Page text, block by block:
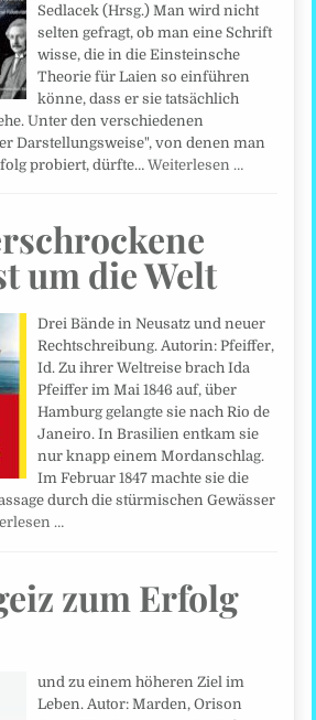
Sedlacek (Hrsg.) Man wird nicht
selten gefragt, ob man eine Schrift
wisse, die in die Einsteinsche
Theorie für Laien so einführen
könne, dass er sie tatsächlich
Unter den verschiedenen
Darstellungsweise", von denen man
probiert, dürfte…Weiterlesen …
um die Welt
Drei Bände in Neusatz und neuer
Rechtschreibung. Autorin: Pfeiffer,
Id. Zu ihrer Weltreise brach Ida
Pfeiffer im Mai 1846 auf, über
Hamburg gelangte sie nach Rio de
Janeiro. In Brasilien entkam sie
nur knapp einem Mordanschlag.
Im Februar 1847 machte sie die
durch die stürmischen Gewässer
…
zum Erfolg
und zu einem höheren Ziel im
Leben. Autor: Marden, Orison